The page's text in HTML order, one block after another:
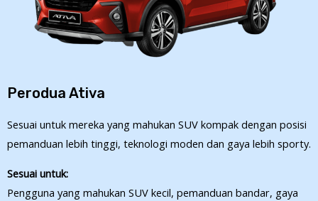
Perodua Ativa
Sesuai untuk mereka yang mahukan SUV kompak dengan posisi
pemanduan lebih tinggi, teknologi moden dan gaya lebih sporty.
Sesuai untuk:
Pengguna yang mahukan SUV kecil, pemanduan bandar, gaya